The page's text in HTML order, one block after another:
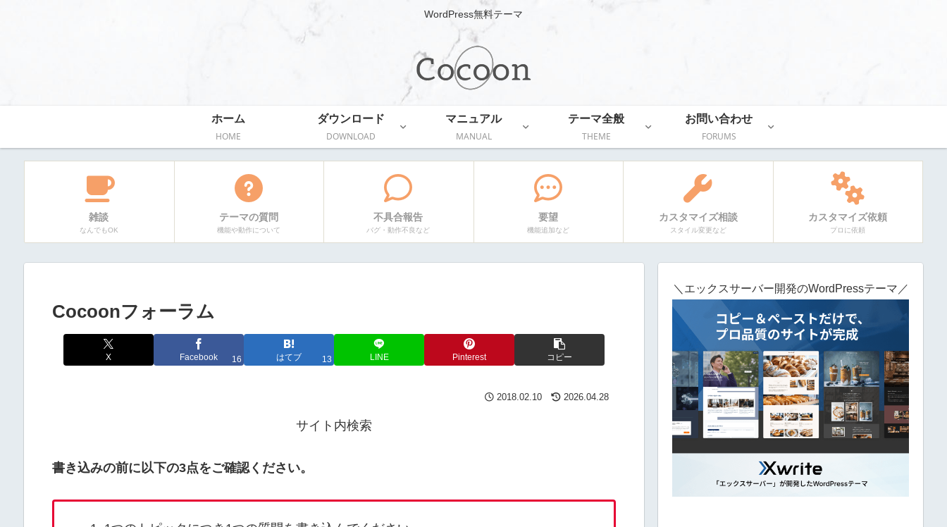
WordPress無料テーマ
ホーム
HOME
ダウンロード
DOWNLOAD
マニュアル
MANUAL
テーマ全般
THEME
お問い合わせ
FORUMS
雑談
なんでもOK
テーマの質問
機能や動作について
不具合報告
バグ・動作不良など
要望
機能追加など
カスタマイズ相談
スタイル変更など
カスタマイズ依頼
プロに依頼
Cocoonフォーラム
X Facebook 16 はてブ 13 LINE Pinterest コピー
2018.02.10 2026.04.28
サイト内検索
書き込みの前に以下の3点をご確認ください。
＼エックスサーバー開発のWordPressテーマ／